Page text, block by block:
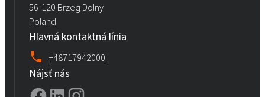
56-120 Brzeg Dolny
Poland
Hlavná kontaktná línia
+48717942000
Nájsť nás